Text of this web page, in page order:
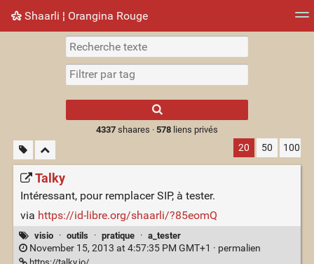
Shaarli ¦ Orangina Rouge
Nuage de tags Mur d'images
results.
4337shaares · 578liens privés
20 50 100
Talky
Intéressant, pour remplacer SIP, à tester.
via https://id-libre.org/shaarli/?85eomQ
visio · outils · pratique · a_tester
November 15, 2013 at 4:57:35 PM GMT+1 · permalien